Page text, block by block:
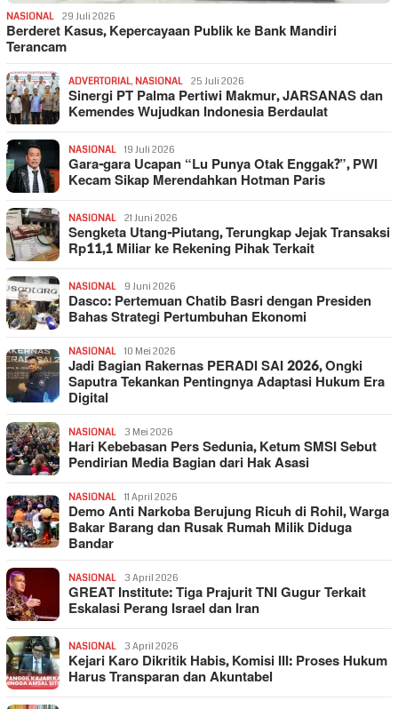
NASIONAL 29 Juli 2026
Berderet Kasus, Kepercayaan Publik ke Bank Mandiri
Terancam
ADVERTORIAL, NASIONAL 25 Juli 2026
Sinergi PT Palma Pertiwi Makmur, JARSANAS dan
Kemendes Wujudkan Indonesia Berdaulat
NASIONAL 19 Juli 2026
Gara-gara Ucapan “Lu Punya Otak Enggak?”, PWI
Kecam Sikap Merendahkan Hotman Paris
NASIONAL 21 Juni 2026
Sengketa Utang-Piutang, Terungkap Jejak Transaksi
Rp11,1 Miliar ke Rekening Pihak Terkait
NASIONAL 9 Juni 2026
Dasco: Pertemuan Chatib Basri dengan Presiden
Bahas Strategi Pertumbuhan Ekonomi
NASIONAL 10 Mei 2026
Jadi Bagian Rakernas PERADI SAI 2026, Ongki
Saputra Tekankan Pentingnya Adaptasi Hukum Era
Digital
NASIONAL 3 Mei 2026
Hari Kebebasan Pers Sedunia, Ketum SMSI Sebut
Pendirian Media Bagian dari Hak Asasi
NASIONAL 11 April 2026
Demo Anti Narkoba Berujung Ricuh di Rohil, Warga
Bakar Barang dan Rusak Rumah Milik Diduga
Bandar
NASIONAL 3 April 2026
GREAT Institute: Tiga Prajurit TNI Gugur Terkait
Eskalasi Perang Israel dan Iran
NASIONAL 3 April 2026
Kejari Karo Dikritik Habis, Komisi III: Proses Hukum
Harus Transparan dan Akuntabel